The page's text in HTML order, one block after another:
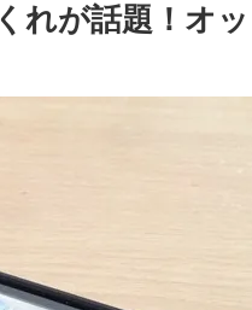
れが話題！オ